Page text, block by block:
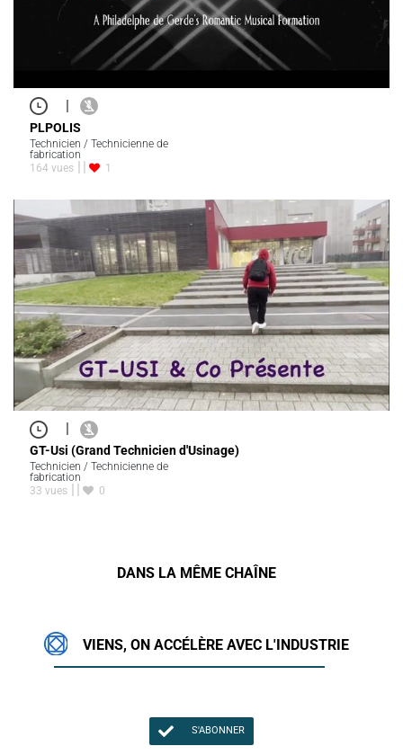
|
PLPOLIS
Technicien / Technicienne de
fabrication
164 vues
1
|
GT-Usi (Grand Technicien d'Usinage)
Technicien / Technicienne de
fabrication
33 vues
0
DANS LA MÊME CHAÎNE
VIENS, ON ACCÉLÈRE AVEC L'INDUSTRIE
S'ABONNER